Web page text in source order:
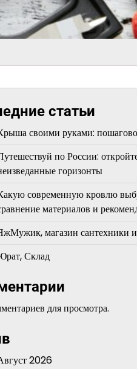
статьи
своими руками:
по России:
горизонты
современную кровлю
материалов и
магазин сантехники
Склад
для просмотра.
2026